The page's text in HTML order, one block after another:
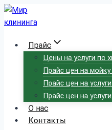
Перейти
к
Прайс
Цены на услуги по
Прайс цен на
Прайс цен на
Прайс цен на
О нас
Контакты